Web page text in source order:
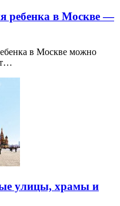
ребенка в Москве —
в Москве можно
улицы, храмы и